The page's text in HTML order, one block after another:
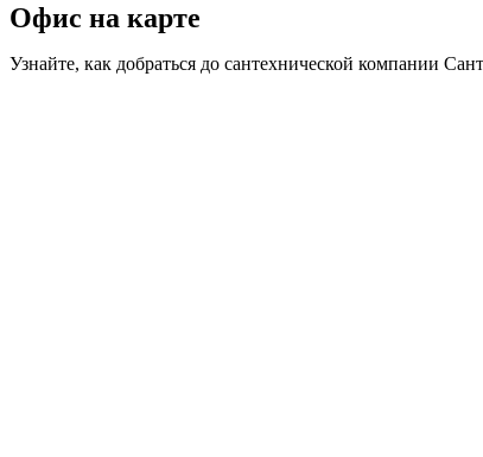
Офис на карте
Узнайте, как добраться до сантехнической компании